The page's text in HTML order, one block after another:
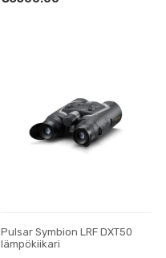
Pulsar Symbion LRF DXT50
lämpökiikari